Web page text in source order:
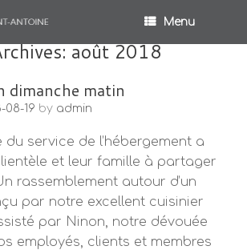
Menu
août 2018
dimanche matin
08-19 by admin
du service de l’hébergement a
et leur famille à partager
rassemblement autour d’un
par notre excellent cuisinier
par Ninon, notre dévouée
employés, clients et membres